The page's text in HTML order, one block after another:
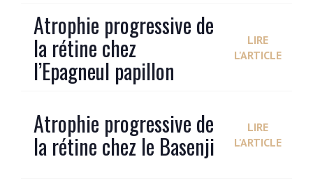
Atrophie progressive de
la rétine chez
l’Epagneul papillon
LIRE
L'ARTICLE
Atrophie progressive de
la rétine chez le Basenji
LIRE
L'ARTICLE